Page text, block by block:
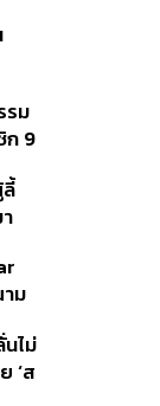
รม
ก 9
ม
ยุด
ล
ไม่
‘ส